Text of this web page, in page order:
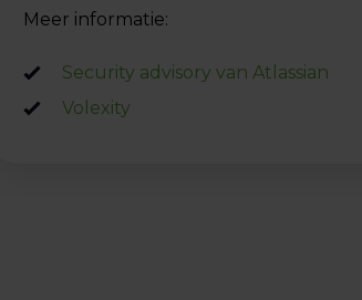
Meer informatie:
Security advisory van Atlassian
Volexity